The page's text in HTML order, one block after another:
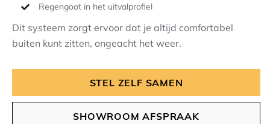
Regengoot in het uitvalprofiel
Dit systeem zorgt ervoor dat je altijd comfortabel
buiten kunt zitten, ongeacht het weer.
STEL ZELF SAMEN
SHOWROOM AFSPRAAK